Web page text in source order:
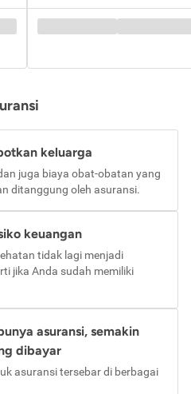
keluarga
juga biaya obat-obatan yang
ditanggung oleh asuransi.
keuangan
tidak lagi menjadi
jika Anda sudah memiliki
asuransi, semakin
dibayar
asuransi tersebar di berbagai